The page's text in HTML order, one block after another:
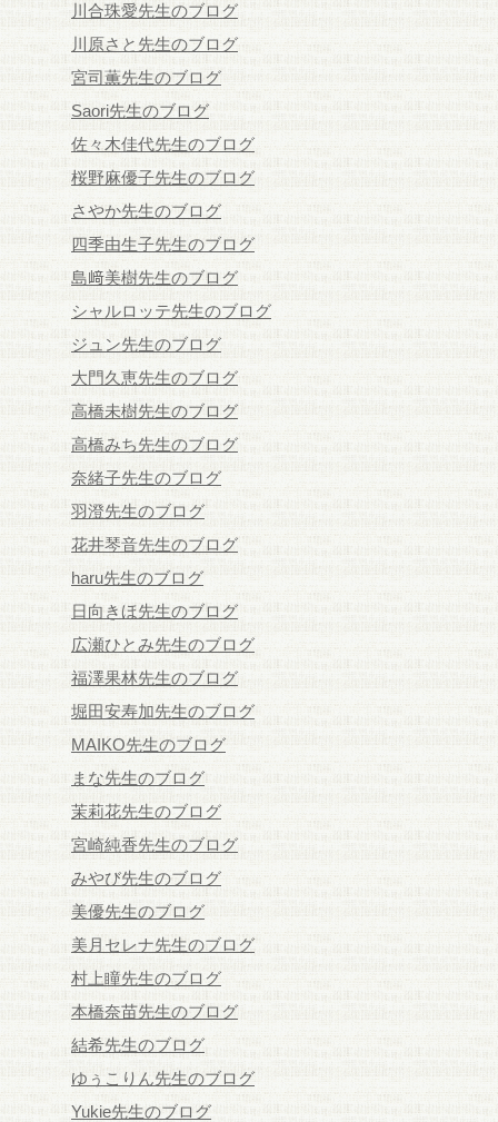
川合珠愛先生のブログ
川原さと先生のブログ
宮司薫先生のブログ
Saori先生のブログ
佐々木佳代先生のブログ
桜野麻優子先生のブログ
さやか先生のブログ
四季由生子先生のブログ
島﨑美樹先生のブログ
シャルロッテ先生のブログ
ジュン先生のブログ
大門久恵先生のブログ
高橋未樹先生のブログ
高橋みち先生のブログ
奈緒子先生のブログ
羽澄先生のブログ
花井琴音先生のブログ
haru先生のブログ
日向きほ先生のブログ
広瀬ひとみ先生のブログ
福澤果林先生のブログ
堀田安寿加先生のブログ
MAIKO先生のブログ
まな先生のブログ
茉莉花先生のブログ
宮崎純香先生のブログ
みやび先生のブログ
美優先生のブログ
美月セレナ先生のブログ
村上瞳先生のブログ
本橋奈苗先生のブログ
結希先生のブログ
ゆぅこりん先生のブログ
Yukie先生のブログ